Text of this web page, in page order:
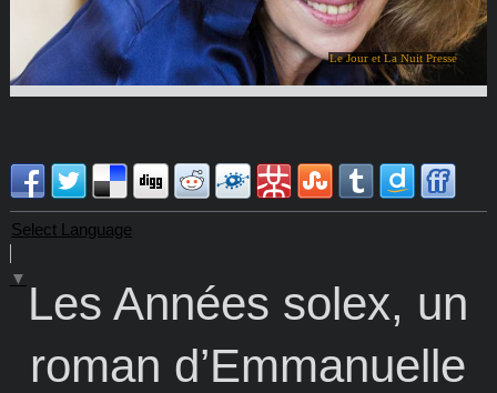
Le Jour et La Nuit Presse
Select Language
▼ Les Années solex, un
roman d’Emmanuelle